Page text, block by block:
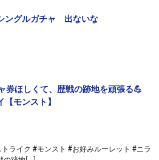
ングルガチャ 出ないな
券ほしくて、歴戦の跡地を頑張る💪
【モンスト】
ライク #モンスト #お好みルーレット #ニラ